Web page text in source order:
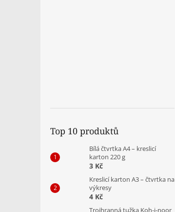
Top 10 produktů
Bílá čtvrtka A4 – kreslicí
karton 220 g
3 Kč
Kreslicí karton A3 – čtvrtka na
výkresy
4 Kč
Trojhranná tužka Koh-i-noor